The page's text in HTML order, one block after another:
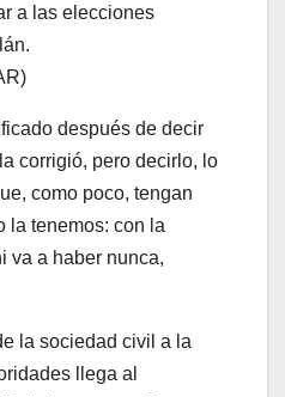
a las elecciones
después de decir
corrigió, pero decirlo, lo
como poco, tengan
la tenemos: con la
va a haber nunca,
la sociedad civil a la
llega al